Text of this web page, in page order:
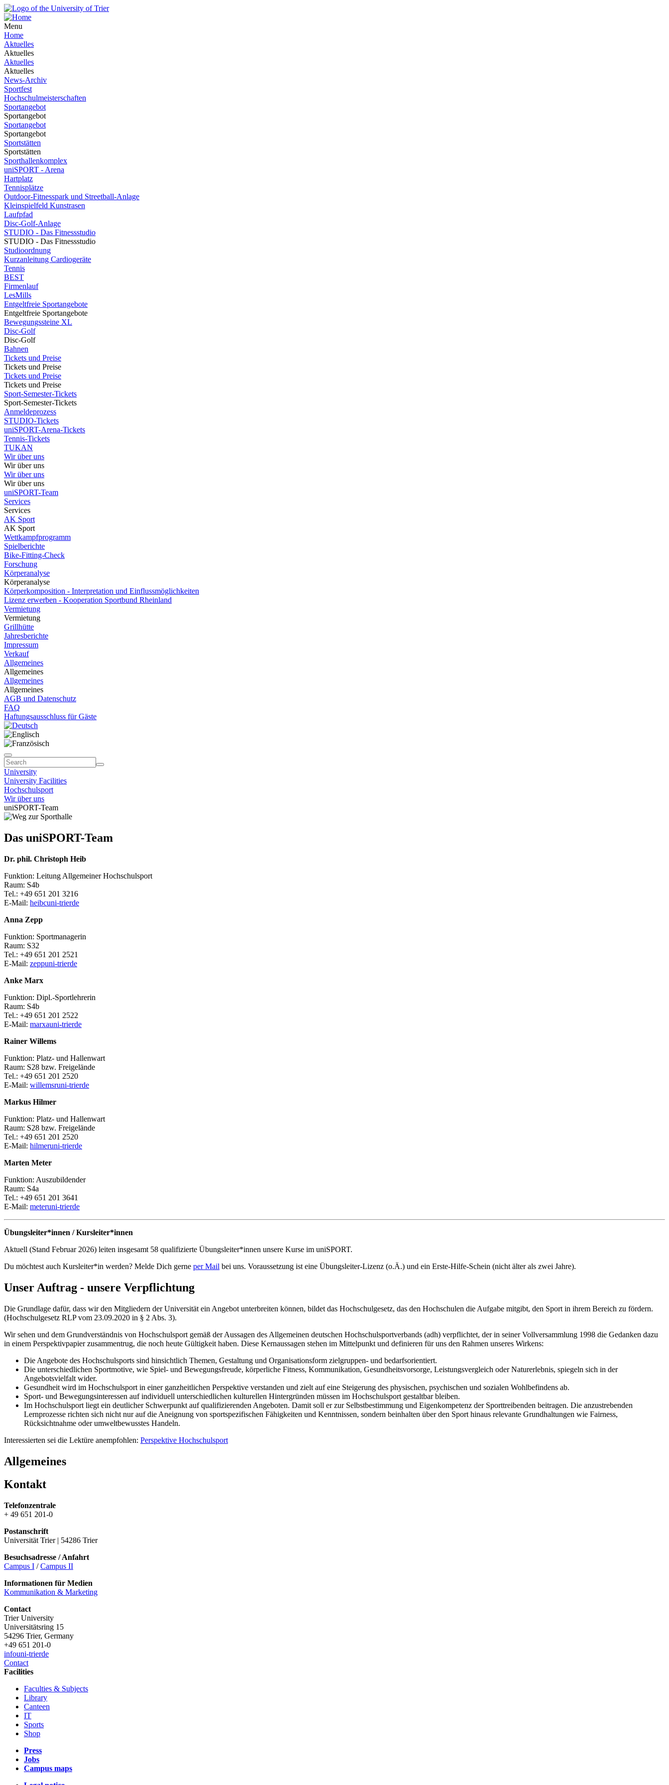
Menu
Home
Aktuelles
Aktuelles
Aktuelles
Aktuelles
News-Archiv
Sportfest
Hochschulmeisterschaften
Sportangebot
Sportangebot
Sportangebot
Sportangebot
Sportstätten
Sportstätten
Sporthallenkomplex
uniSPORT - Arena
Hartplatz
Tennisplätze
Outdoor-Fitnesspark und Streetball-Anlage
Kleinspielfeld Kunstrasen
Laufpfad
Disc-Golf-Anlage
STUDIO - Das Fitnessstudio
STUDIO - Das Fitnessstudio
Studioordnung
Kurzanleitung Cardiogeräte
Tennis
BEST
Firmenlauf
LesMills
Entgeltfreie Sportangebote
Entgeltfreie Sportangebote
Bewegungssteine XL
Disc-Golf
Disc-Golf
Bahnen
Tickets und Preise
Tickets und Preise
Tickets und Preise
Tickets und Preise
Sport-Semester-Tickets
Sport-Semester-Tickets
Anmeldeprozess
STUDIO-Tickets
uniSPORT-Arena-Tickets
Tennis-Tickets
TUKAN
Wir über uns
Wir über uns
Wir über uns
Wir über uns
uniSPORT-Team
Services
Services
AK Sport
AK Sport
Wettkampfprogramm
Spielberichte
Bike-Fitting-Check
Forschung
Körperanalyse
Körperanalyse
Körperkomposition - Interpretation und Einflussmöglichkeiten
Lizenz erwerben - Kooperation Sportbund Rheinland
Vermietung
Vermietung
Grillhütte
Jahresberichte
Impressum
Verkauf
Allgemeines
Allgemeines
Allgemeines
Allgemeines
AGB und Datenschutz
FAQ
Haftungsausschluss für Gäste
University
University Facilities
Hochschulsport
Wir über uns
uniSPORT-Team
Das uniSPORT-Team
Dr. phil. Christoph Heib
Funktion: Leitung Allgemeiner Hochschulsport
Raum: S4b
Tel.: +49 651 201 3216
E-Mail: heibcuni-trierde
Anna Zepp
Funktion: Sportmanagerin
Raum: S32
Tel.: +49 651 201 2521
E-Mail: zeppuni-trierde
Anke Marx
Funktion: Dipl.-Sportlehrerin
Raum: S4b
Tel.: +49 651 201 2522
E-Mail: marxauni-trierde
Rainer Willems
Funktion: Platz- und Hallenwart
Raum: S28 bzw. Freigelände
Tel.: +49 651 201 2520
E-Mail: willemsruni-trierde
Markus Hilmer
Funktion: Platz- und Hallenwart
Raum: S28 bzw. Freigelände
Tel.: +49 651 201 2520
E-Mail: hilmeruni-trierde
Marten Meter
Funktion: Auszubildender
Raum: S4a
Tel.: +49 651 201 3641
E-Mail: meteruni-trierde
Übungsleiter*innen / Kursleiter*innen
Aktuell (Stand Februar 2026) leiten insgesamt 58 qualifizierte Übungsleiter*innen unsere Kurse im uniSPORT.
Du möchtest auch Kursleiter*in werden? Melde Dich gerne per Mail bei uns. Voraussetzung ist eine Übungsleiter-Lizenz (o.Ä.) und ein Erste-Hilfe-Schein (nicht älter als zwei Jahre).
Unser Auftrag - unsere Verpflichtung
Die Grundlage dafür, dass wir den Mitgliedern der Universität ein Angebot unterbreiten können, bildet das Hochschulgesetz, das den Hochschulen die Aufgabe mitgibt, den Sport in ihrem Bereich zu fördern.
(Hochschulgesetz RLP vom 23.09.2020 in § 2 Abs. 3).
Wir sehen und dem Grundverständnis von Hochschulsport gemäß der Aussagen des Allgemeinen deutschen Hochschulsportverbands (adh) verpflichtet, der in seiner Vollversammlung 1998 die Gedanken dazu
in einem Perspektivpapier zusammentrug, die noch heute Gültigkeit haben. Diese Kernaussagen stehen im Mittelpunkt und definieren für uns den Rahmen unseres Wirkens:
Die Angebote des Hochschulsports sind hinsichtlich Themen, Gestaltung und Organisationsform zielgruppen- und bedarfsorientiert.
Die unterschiedlichen Sportmotive, wie Spiel- und Bewegungsfreude, körperliche Fitness, Kommunikation, Gesundheitsvorsorge, Leistungsvergleich oder Naturerlebnis, spiegeln sich in der
Angebotsvielfalt wider.
Gesundheit wird im Hochschulsport in einer ganzheitlichen Perspektive verstanden und zielt auf eine Steigerung des physischen, psychischen und sozialen Wohlbefindens ab.
Sport- und Bewegungsinteressen auf individuell unterschiedlichen kulturellen Hintergründen müssen im Hochschulsport gestaltbar bleiben.
Im Hochschulsport liegt ein deutlicher Schwerpunkt auf qualifizierenden Angeboten. Damit soll er zur Selbstbestimmung und Eigenkompetenz der Sporttreibenden beitragen. Die anzustrebenden
Lernprozesse richten sich nicht nur auf die Aneignung von sportspezifischen Fähigkeiten und Kenntnissen, sondern beinhalten über den Sport hinaus relevante Grundhaltungen wie Fairness,
Rücksichtnahme oder umweltbewusstes Handeln.
Interessierten sei die Lektüre anempfohlen: Perspektive Hochschulsport
Allgemeines
Kontakt
Telefonzentrale
+ 49 651 201-0
Postanschrift
Universität Trier | 54286 Trier
Besuchsadresse / Anfahrt
Campus I /Campus II
Informationen für Medien
Kommunikation & Marketing
Contact
Trier University
Universitätsring 15
54296 Trier, Germany
+49 651 201-0
infouni-trierde
Contact
Facilities
Faculties & Subjects
Library
Canteen
IT
Sports
Shop
Press
Jobs
Campus maps